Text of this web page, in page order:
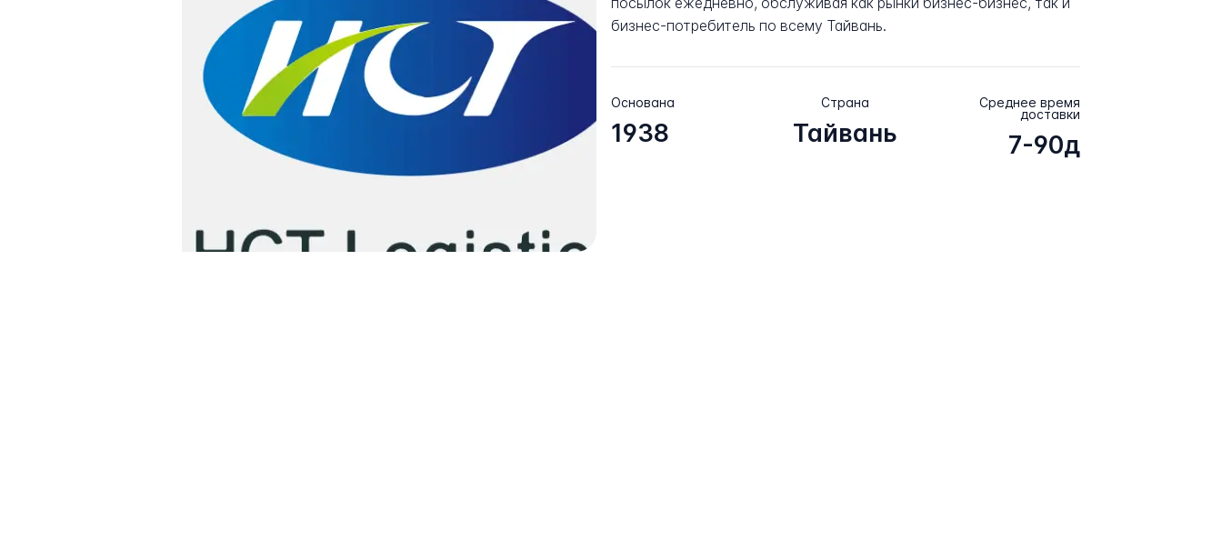
посылок ежедневно, обслуживая как рынки бизнес-бизнес, так и
бизнес-потребитель по всему Тайвань.
Основана
1938
Страна
Тайвань
Среднее время
доставки
7-90д